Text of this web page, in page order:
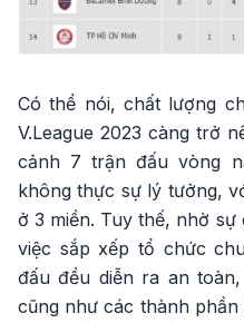
Có thể nói, chất lượng
V.League 2023 càng trở
cảnh 7 trận đấu vòng
không thực sự lý tưởng,
ở 3 miền. Tuy thế, nhờ
việc sắp xếp tổ chức
đấu đều diễn ra an
cũng như các thành